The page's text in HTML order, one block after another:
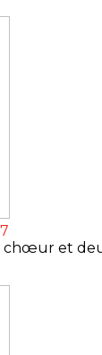
et